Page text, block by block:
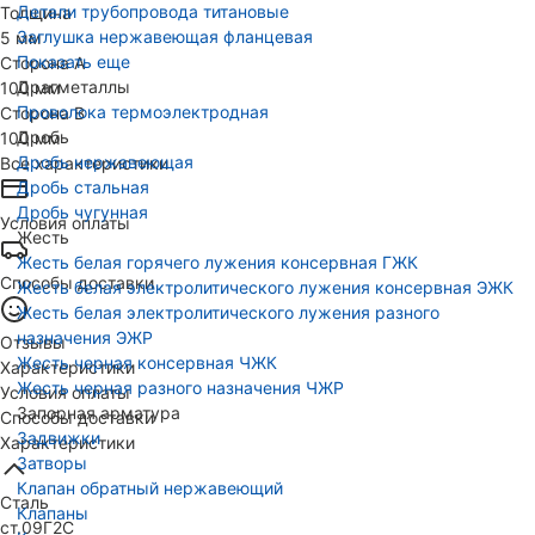
Детали трубопровода титановые
Заглушка нержавеющая фланцевая
Показать еще
Драгметаллы
Проволока термоэлектродная
Дробь
Дробь нержавеющая
Дробь стальная
Дробь чугунная
Жесть
Жесть белая горячего лужения консервная ГЖК
Жесть белая электролитического лужения консервная ЭЖК
Жесть белая электролитического лужения разного
назначения ЭЖР
Жесть черная консервная ЧЖК
Жесть черная разного назначения ЧЖР
Запорная арматура
Задвижки
Затворы
Клапан обратный нержавеющий
Клапаны
Толщина
5 мм
Сторона А
100 мм
Сторона В
100 мм
Все характеристики
Условия оплаты
Способы доставки
Отзывы
Характеристики
Условия оплаты
Способы доставки
Характеристики
Сталь
ст.09Г2С